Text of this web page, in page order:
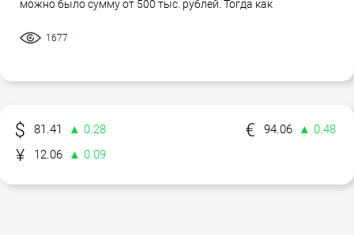
можно было сумму от 500 тыс. рублей. Тогда как
1677
81.41 ▲ 0.28 94.06
▲ 0.48
12.06
▲ 0.09